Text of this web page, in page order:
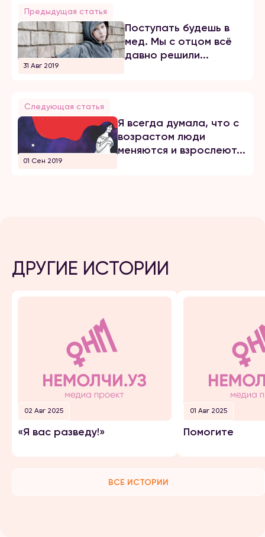
Предыдущая статья
31 Авг 2019
Поступать будешь в
мед. Мы с отцом всё
давно решили...
Следующая статья
01 Сен 2019
Я всегда думала, что с
возрастом люди
меняются и взрослеют...
ДРУГИЕ ИСТОРИИ
02 Авг 2025
«Я вас разведу!»
01 Авг 2025
Помогите
ВСЕ ИСТОРИИ